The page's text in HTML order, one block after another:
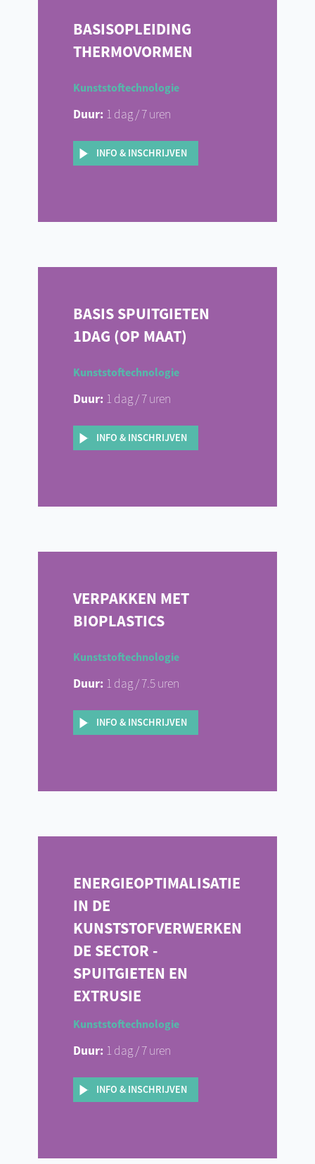
BASISOPLEIDING
THERMOVORMEN
Kunststoftechnologie
Duur: 1 dag / 7 uren
INFO & INSCHRIJVEN
BASIS SPUITGIETEN
1DAG (OP MAAT)
Kunststoftechnologie
Duur: 1 dag / 7 uren
INFO & INSCHRIJVEN
VERPAKKEN MET
BIOPLASTICS
Kunststoftechnologie
Duur: 1 dag / 7.5 uren
INFO & INSCHRIJVEN
ENERGIEOPTIMALISATIE
IN DE
KUNSTSTOFVERWERKEN
DE SECTOR -
SPUITGIETEN EN
EXTRUSIE
Kunststoftechnologie
Duur: 1 dag / 7 uren
INFO & INSCHRIJVEN